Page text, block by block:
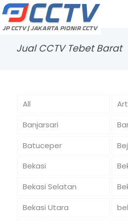
Jual CCTV Tebet Barat
All
Banjarsari
Batuceper
Bekasi
Bekasi Selatan
Bekasi Utara